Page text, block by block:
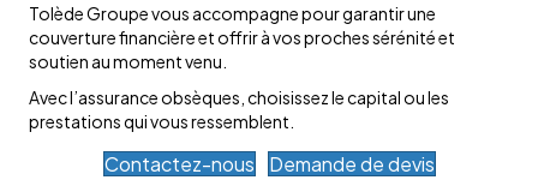
Tolède Groupe vous accompagne pour garantir une
couverture financière et offrir à vos proches sérénité et
soutien au moment venu.
Avec l’assurance obsèques, choisissez le capital ou les
prestations qui vous ressemblent.
Contactez-nous Demande de devis